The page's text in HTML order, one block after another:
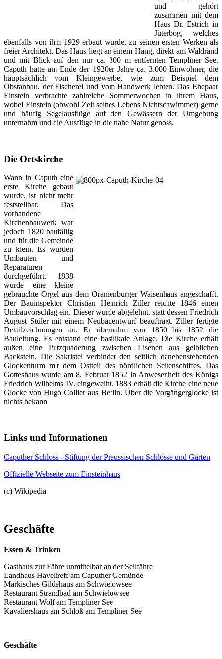
und gehört
zusammen mit dem
Haus Dr. Estrich in
Jüterbog, welches
ebenfalls von ihm 1929 erbaut wurde, zu seinen ersten Werken als
freier Architekt. Das Haus liegt an einem Hang, direkt am Waldrand
und mit Blick auf den nur ca. 300 m entfernten Templiner See.
Caputh hatte am Ende der 1920er Jahre ca. 3.000 Einwohner, die
hauptsächlich vom Kleingewerbe, wie zum Beispiel dem
Obstanbau, der Fischerei und vom Handwerk lebten. Das Ehepaar
Einstein verbrachte zahlreiche Sommerwochen in ihrem Haus,
wobei Einstein (obwohl Zeit seines Lebens Nichtschwimmer) gerne
und häufig Segelausflüge auf den Gewässern der Umgebung
unternahm und die Ausflüge in die nahe Natur genoss.
Die Ortskirche
Wann in Caputh eine
erste Kirche gebaut
wurde, ist nicht mehr
feststellbar. Das
vorhandene
Kirchenbauwerk war
jedoch 1820 baufällig
und für die Gemeinde
zu klein. Es wurden
Umbauten und
Reparaturen
durchgeführt. 1838
wurde eine kleine
gebrauchte Orgel aus dem Oranienburger Waisenhaus angeschafft.
Der Bauinspektor Christian Heinrich Ziller reichte 1846 einen
Umbauvorschlag ein. Dieser wurde abgelehnt, statt dessen Friedrich
August Stüler mit einem Neubauentwurf beauftragt. Ziller fertigte
Detailzeichnungen an. Er übernahm von 1850 bis 1852 die
Bauleitung. Es entstand eine basilikale Anlage. Die Kirche erhält
außen eine Putzquaderung zwischen Lisenen aus gelblichen
Backstein. Die Sakristei verbindet den seitlich danebenstehenden
Glockenturm mit dem Ostteil des nördlichen Seitenschiffes. Das
Gotteshaus wurde am 8. Februar 1852 in Anwesenheit des Königs
Friedrich Wilhelms IV. eingeweiht. 1883 erhält die Kirche eine neue
Glocke von Hugo Collier aus Berlin. Über die Vorgängerglocke ist
nichts bekann
Links und Informationen
Caputher Schloss - Stiftung der Preussischen Schlösse und Gärten
Offizielle Webseite zum Einsteinhaus
(c) Wikipedia
Geschäfte
Essen & Trinken
Gasthaus zur Fähre unmittelbar an der Seilfähre
Landhaus Haveltreff am Caputher Gemünde
Märkisches Gildehaus am Schwielowsee
Restaurant Strandbad am Schwielowsee
Restaurant Wolf am Templiner See
Kavaliershaus am Schloß am Templiner See
Geschäfte